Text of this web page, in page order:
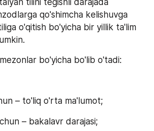
tilini tegishli darajada
qo'shimcha kelishuvga
o'qitish bo'yicha bir yillik ta'lim
bo'yicha bo'lib o'tadi:
– to'liq o'rta ma'lumot;
– bakalavr darajasi;